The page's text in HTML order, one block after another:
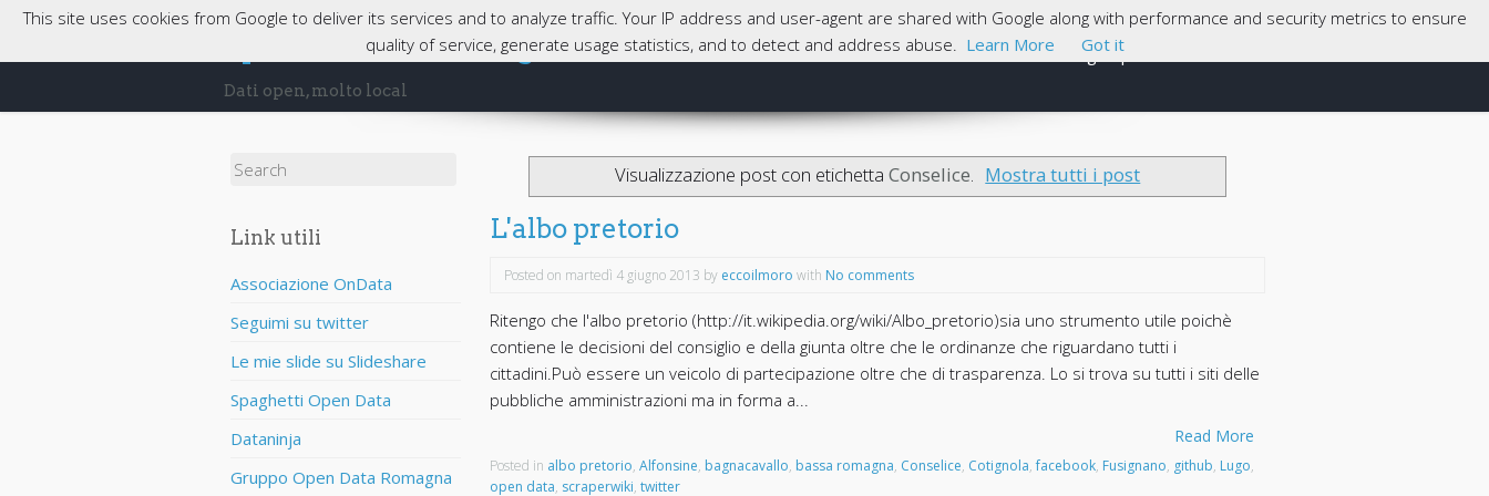
opendatabassaromagna
Dati open, molto local
Skip to content Home Cosa sono gli Open Data
Search for:
Link utili
Associazione OnData
Seguimi su twitter
Le mie slide su Slideshare
Spaghetti Open Data
Dataninja
Gruppo Open Data Romagna
Visualizzazione post con etichetta Conselice. Mostra tutti i post
L'albo pretorio
Posted on martedì 4 giugno 2013 by eccoilmoro with No comments
Ritengo che l'albo pretorio (http://it.wikipedia.org/wiki/Albo_pretorio)sia uno strumento utile poichè
contiene le decisioni del consiglio e della giunta oltre che le ordinanze che riguardano tutti i
cittadini.Può essere un veicolo di partecipazione oltre che di trasparenza. Lo si trova su tutti i siti delle
pubbliche amministrazioni ma in forma a...
Read More
Posted in albo pretorio, Alfonsine, bagnacavallo, bassa romagna, Conselice, Cotignola,facebook, Fusignano, github, Lugo,
open data, scraperwiki, twitter
This site uses cookies from Google to deliver its services and to analyze traffic. Your IP address and user-agent are shared with Google along with performance and security metrics to ensure
quality of service, generate usage statistics, and to detect and address abuse. Learn More Got it